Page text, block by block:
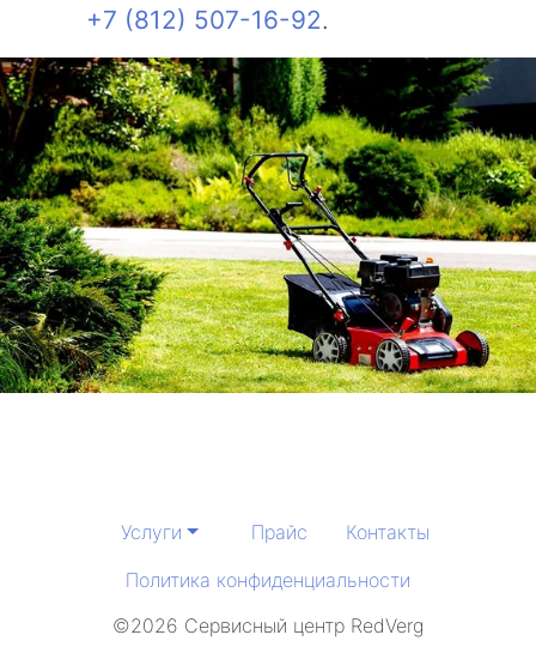
+7 (812) 507-16-92.
Услуги Прайс
Контакты
Политика конфиденциальности
©2026 Сервисный центр RedVerg